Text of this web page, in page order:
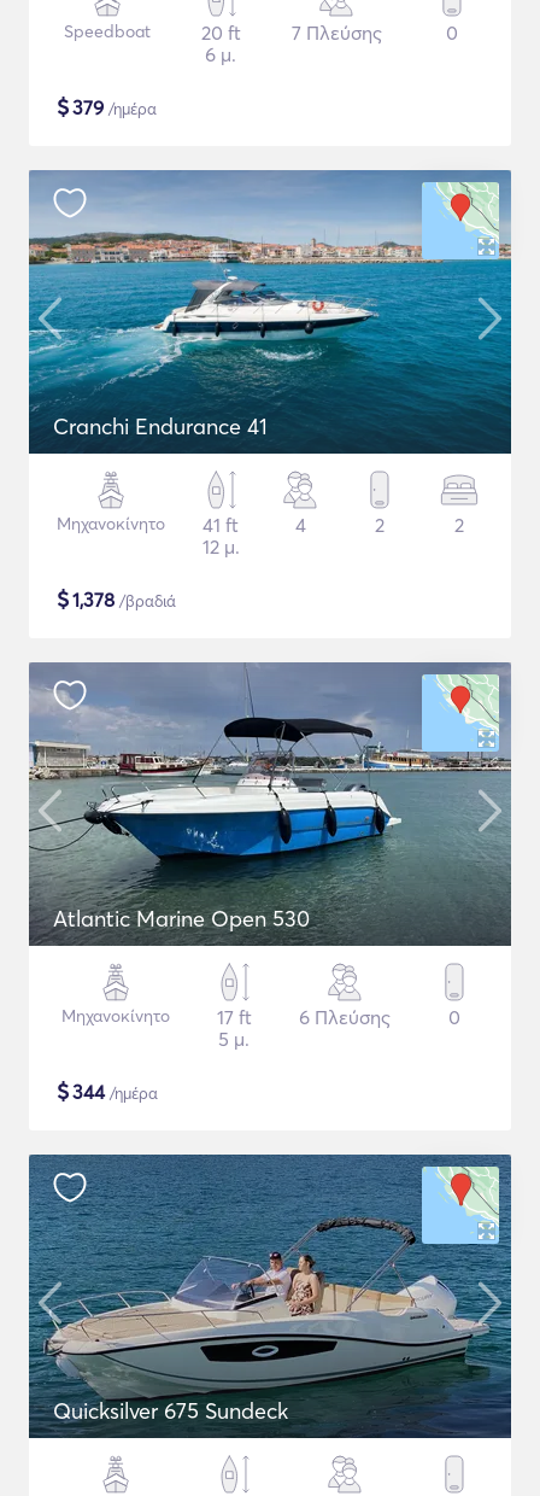
Speedboat
20 ft
6 μ.
7 Πλεύσης 0
$379 /ημέρα
Cranchi Endurance 41
Μηχανοκίνητο
41 ft
12 μ.
4 2 2
$1,378 /βραδιά
Atlantic Marine Open 530
Μηχανοκίνητο
17 ft
5 μ.
6 Πλεύσης 0
$344/ημέρα
Quicksilver 675 Sundeck